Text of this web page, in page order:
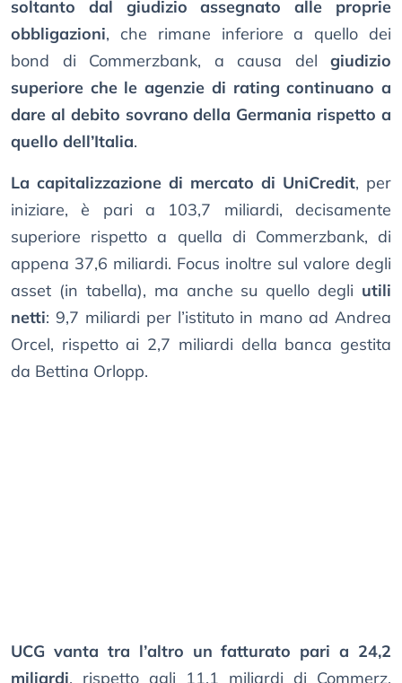
soltanto dal giudizio assegnato alle proprie
obbligazioni, che rimane inferiore a quello dei
bond di Commerzbank, a causa del giudizio
superiore che le agenzie di rating continuano a
dare al debito sovrano della Germania rispetto a
quello dell’Italia.
La capitalizzazione di mercato di UniCredit, per
iniziare, è pari a 103,7 miliardi, decisamente
superiore rispetto a quella di Commerzbank, di
appena 37,6 miliardi. Focus inoltre sul valore degli
asset (in tabella), ma anche su quello degli utili
netti: 9,7 miliardi per l’istituto in mano ad Andrea
Orcel, rispetto ai 2,7 miliardi della banca gestita
da Bettina Orlopp.
UCG vanta tra l’altro un fatturato pari a 24,2
miliardi, rispetto agli 11,1 miliardi di Commerz,